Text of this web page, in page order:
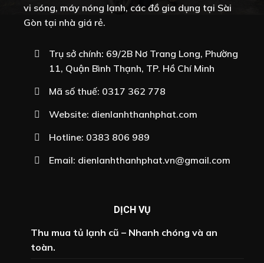
vi sóng, máy nóng lạnh, các đồ gia dụng tại Sài
Gòn tại nhà giá rẻ.
Trụ sở chính: 69/2B Nơ Trang Long, Phường
11, Quận Bình Thạnh, TP. Hồ Chí Minh
Mã số thuế: 0317 362 778
Website: dienlanhthanhphat.com
Hotline: 0383 806 989
Email: dienlanhthanhphat.vn@gmail.com
DỊCH VỤ
Thu mua tủ lạnh cũ – Nhanh chóng và an
toàn.